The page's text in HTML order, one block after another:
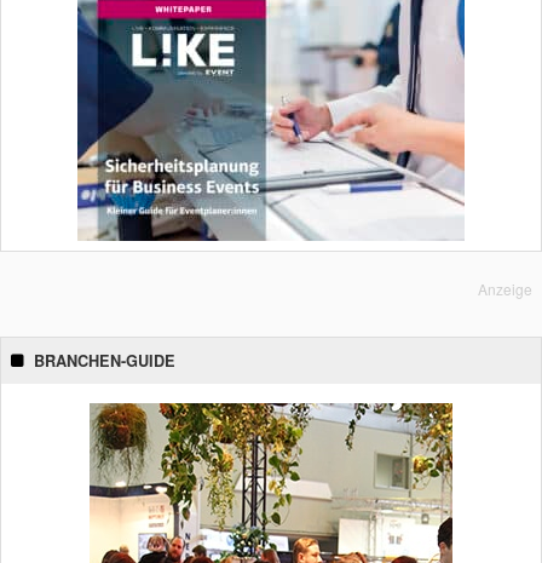
Anzeige
BRANCHEN-GUIDE